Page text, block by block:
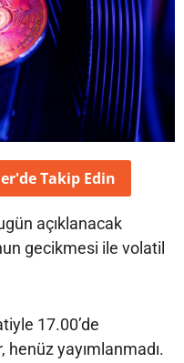
Takip Edin
açıklanacak
gecikmesi ile volatil
17.00’de
henüz yayımlanmadı.